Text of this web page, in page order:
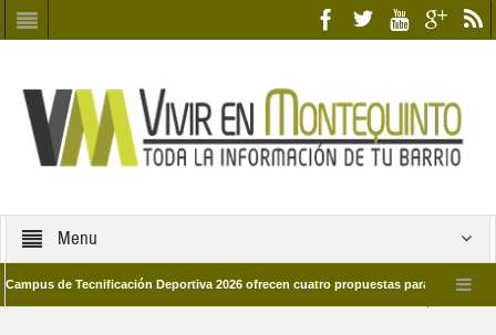
Menu
de Tecnificación Deportiva 2026 ofrecen cuatro propuestas para disfrutar del